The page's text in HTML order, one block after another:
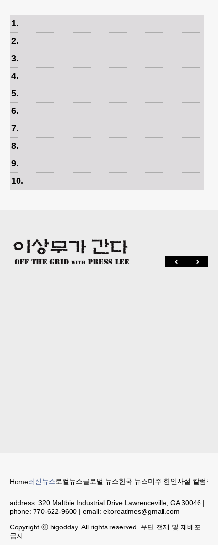
1.
2.
3.
4.
5.
6.
7.
8.
9.
10.
Home최신뉴스로컬뉴스글로벌 뉴스한국 뉴스미주 한인사설 칼럼구
address: 320 Maltbie Industrial Drive Lawrenceville, GA 30046 |
phone: 770-622-9600 | email: ekoreatimes@gmail.com
Copyright ⓒ higodday. All rights reserved. 무단 전재 및 재배포
금지.